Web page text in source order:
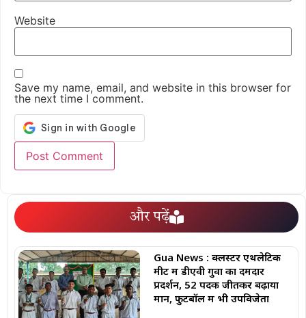
Website
Save my name, email, and website in this browser for
the next time I comment.
और पढ़ें
Gua News : क्लस्टर एथलेटिक
मीट में डीएवी गुवा का दमदार
प्रदर्शन, 52 पदक जीतकर बढ़ाया
मान, फुटबॉल में भी उपविजेता